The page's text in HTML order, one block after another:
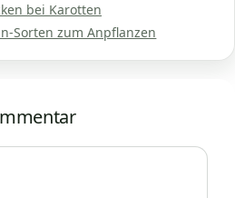
bei Karotten
Sorten zum Anpflanzen